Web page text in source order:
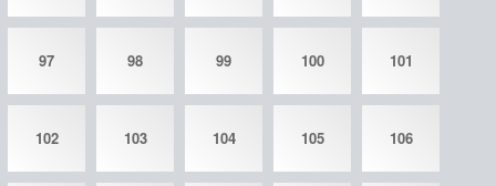
97 98 99 100 101
102 103 104 105 106